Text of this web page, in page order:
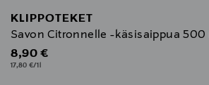
KLIPPOTEKET
Savon Citronnelle -käsisaippua 500
Original Price
8,90 €
17,80 €/1l